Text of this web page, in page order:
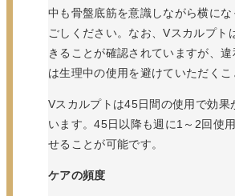
中も骨盤底筋を意識しながら横に
ごしください。なお、Vスカルプト
きることが確認されていますが、
は生理中の使用を避けていただくこ
Vスカルプトは45日間の使用で効果
います。45日以降も週に1～2回使
せることが可能です。
ケアの頻度